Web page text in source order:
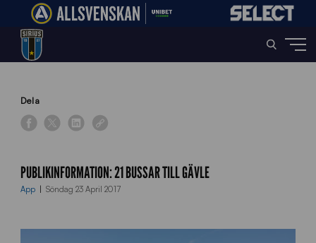
Home»
Dela
PUBLIKINFORMATION: 21 BUSSAR TILL GÄVLE
App Söndag 23 April 2017